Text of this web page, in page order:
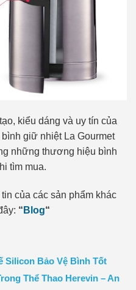
kiểu dáng và uy tín của
giữ nhiệt La Gourmet
những thương hiệu bình
tìm mua.
của các sản phẩm khác
“ Blog“
Silicon Bảo Vệ Bình Tốt
Thể Thao Herevin – An